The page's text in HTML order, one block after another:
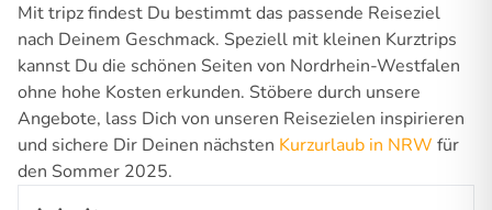
Mit tripz findest Du bestimmt das passende Reiseziel
nach Deinem Geschmack. Speziell mit kleinen Kurztrips
kannst Du die schönen Seiten von Nordrhein-Westfalen
ohne hohe Kosten erkunden. Stöbere durch unsere
Angebote, lass Dich von unseren Reisezielen inspirieren
und sichere Dir Deinen nächsten Kurzurlaub in NRW für
den Sommer 2025.